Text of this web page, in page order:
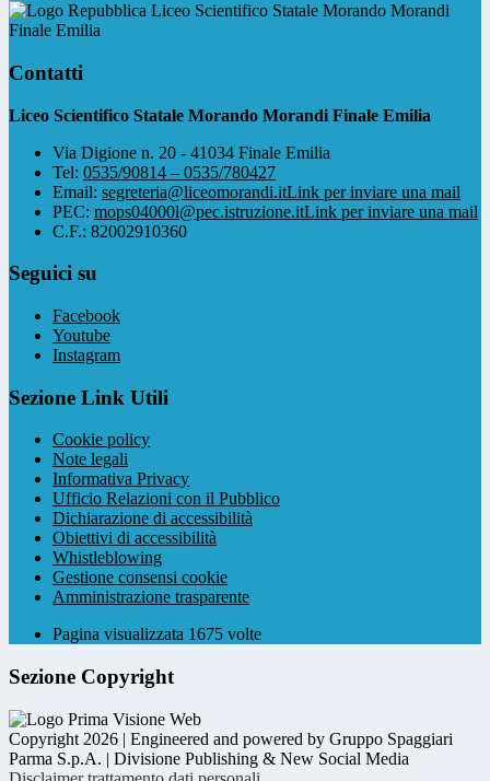
Liceo Scientifico Statale Morando Morandi
Finale Emilia
Contatti
Liceo Scientifico Statale Morando Morandi Finale Emilia
Via Digione n. 20 - 41034 Finale Emilia
Tel: 0535/90814 – 0535/780427
Email: segreteria@liceomorandi.itLink per inviare una mail
PEC: mops04000l@pec.istruzione.itLink per inviare una mail
C.F.: 82002910360
Seguici su
Facebook
Youtube
Instagram
Sezione Link Utili
Cookie policy
Note legali
Informativa Privacy
Ufficio Relazioni con il Pubblico
Dichiarazione di accessibilità
Obiettivi di accessibilità
Whistleblowing
Gestione consensi cookie
Amministrazione trasparente
Pagina visualizzata 1675 volte
Sezione Copyright
Copyright 2026 | Engineered and powered by Gruppo Spaggiari
Parma S.p.A. | Divisione Publishing & New Social Media